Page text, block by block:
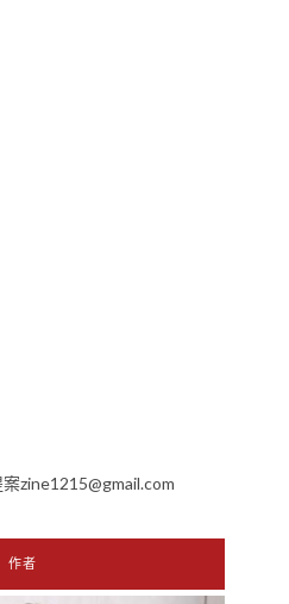
zine1215@gmail.com
作者